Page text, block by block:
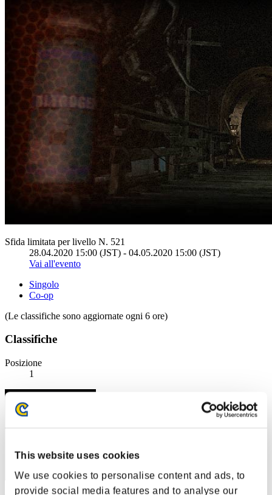
This website uses cookies
We use cookies to personalise content and ads, to
provide social media features and to analyse our
Sfida limitata per livello N. 521
28.04.2020 15:00 (JST) - 04.05.2020 15:00 (JST)
Vai all'evento
Singolo
Co-op
(Le classifiche sono aggiornate ogni 6 ore)
Classifiche
Posizione
1